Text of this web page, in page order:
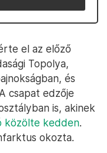
el az előző
Topolya,
és
csapat edzője
is, akinek
közölte kedden.
okozta.